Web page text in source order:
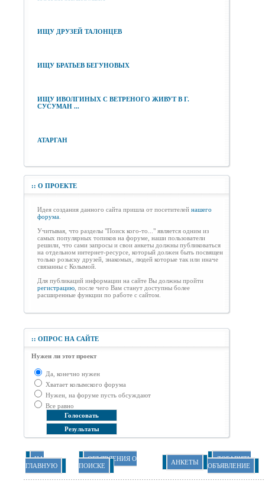
ИЩУ ДРУЗЕЙ ТАЛОНЦЕВ
ИЩУ БРАТЬЕВ БЕГУНОВЫХ
ИЩУ ИВОЛГИНЫХ С ВЕТРЕНОГО ЖИВУТ В Г.
СУСУМАН ...
АТАРГАН
:: О ПРОЕКТЕ
Идея создания данного сайта пришла от посетителей нашего
форума
Учитывая, что разделы "Поиск кого-то..." является одним из
самых популярных топиков на форуме, наши пользователи
решили, что сами запросы и свои анкеты должны публиковаться
на отдельном интернет-ресурсе, который должен быть посвящен
только розыску друзей, знакомых, людей которые так или иначе
связанны с Колымой.
Для публикаций информации на сайте Вы должны пройти
регистрацию , после чего Вам станут доступны более
расширенные функции по работе с сайтом.
:: ОПРОС НА САЙТЕ
Нужен ли этот проект
Да, конечно нужен
Хватает колымского форума
Нужен, на форуме пусть обсуждают
Все равно
НА
ГЛАВНУЮ
ОБЪЯВЛЕНИЯ О
ПОИСКЕ
АНКЕТЫ
ДОБАВИТЬ
ОБЪЯВЛЕНИЕ